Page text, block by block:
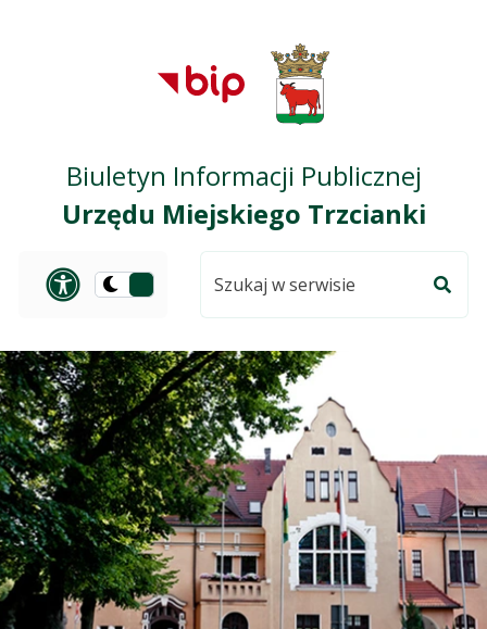
Przejdź do
głównego menu
Przejdź do treści
Przejdź do mapy
serwisu
Biuletyn Informacji Publicznej
Urzędu Miejskiego Trzcianki
Panel dostosowania
Przełącz
ciemną
serwisie